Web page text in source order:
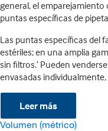
general, el emparejamiento
puntas específicas de
Las puntas específicas del
estériles; en una amplia
sin filtros.’ Pueden
envasadas
Leer más
Volumen (métrico)